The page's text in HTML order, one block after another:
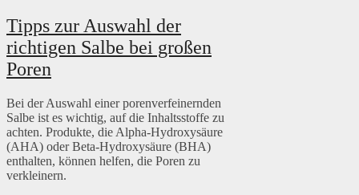
Tipps zur Auswahl der
richtigen Salbe bei großen
Poren
Bei der Auswahl einer porenverfeinernden
Salbe ist es wichtig, auf die Inhaltsstoffe zu
achten. Produkte, die Alpha-Hydroxysäure
(AHA) oder Beta-Hydroxysäure (BHA)
enthalten, können helfen, die Poren zu
verkleinern.